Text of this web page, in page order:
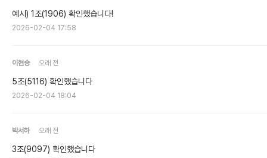
예시) 1조(1906) 확인했습니다!
2026-02-04 17:58
이현승 오래 전
5조(5116) 확인했습니다
2026-02-04 18:04
박서하 오래 전
3조(9097) 확인했습니다